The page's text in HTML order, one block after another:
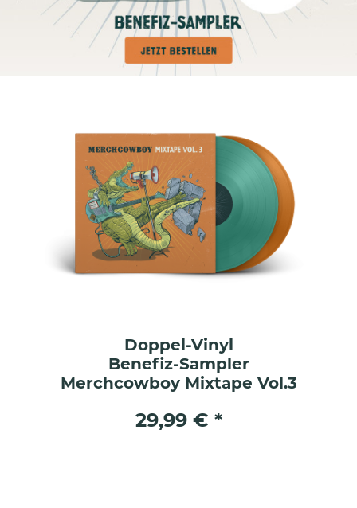
Doppel-Vinyl
Benefiz-Sampler
Merchcowboy Mixtape Vol.3
29,99 € *